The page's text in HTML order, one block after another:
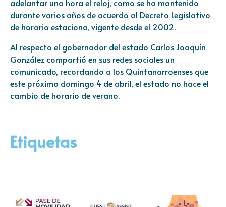
adelantar una hora el reloj, como se ha mantenido
durante varios años de acuerdo al Decreto Legislativo
de horario estaciona, vigente desde el 2002.
Al respecto el gobernador del estado Carlos Joaquín
González compartió en sus redes sociales un
comunicado, recordando a los Quintanarroenses que
este próximo domingo 4 de abril, el estado no hace el
cambio de horario de verano.
Etiquetas